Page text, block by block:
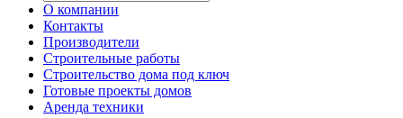
О компании
Контакты
Производители
Строительные работы
Строительство дома под ключ
Готовые проекты домов
Аренда техники